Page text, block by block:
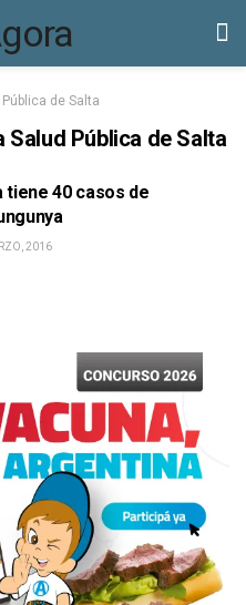
de Salta
Salud Pública de Salta
tiene 40 casos de
2016